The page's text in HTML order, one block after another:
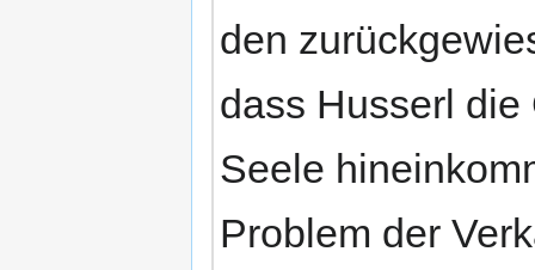
den
dass Husserl
Seele
Problem der